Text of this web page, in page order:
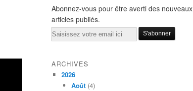
Abonnez-vous pour être averti des nouveaux
articles publiés.
Email
ARCHIVES
2026
Août (4)